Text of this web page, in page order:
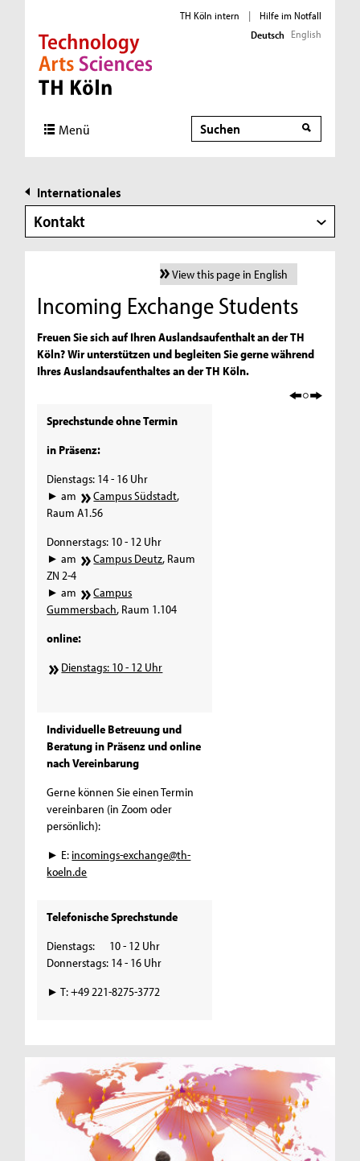
Direkt zur Hauptnavigation
Direkt zur Subnavigation
Direkt zum Inhalt
Direkt zum Fußbereich
TH Köln intern |
Hilfe im Notfall
Deutsch English
Menü Suche
Internationales
Kontakt
View this page in English
Incoming Exchange Students
Freuen Sie sich auf Ihren Auslandsaufenthalt an der TH
Köln? Wir unterstützen und begleiten Sie gerne während
Ihres Auslandsaufenthaltes an der TH Köln.
Sprechstunde ohne Termin
in Präsenz:
Dienstags: 14 - 16 Uhr
► am
Campus Südstadt,
Raum A1.56
Donnerstags: 10 - 12 Uhr
► am
Campus Deutz, Raum
ZN 2-4
► am
Campus
Gummersbach, Raum 1.104
online:
Dienstags: 10 - 12 Uhr
Individuelle Betreuung und
Beratung in Präsenz und online
nach Vereinbarung
Gerne können Sie einen Termin
vereinbaren (in Zoom oder
persönlich):
► E: incomings-exchange@th-
koeln.de
Telefonische Sprechstunde
Dienstags: 10 - 12 Uhr
Donnerstags: 14 - 16 Uhr
► T: +49 221-8275-3772